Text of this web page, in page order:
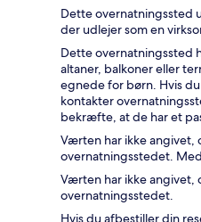
Dette overnatningssted
der udlejer som en
Dette overnatningssted
altaner, balkoner eller
egnede for børn. Hvis
kontakter
bekræfte, at de har et
Værten har ikke angivet,
overnatningsstedet.
Værten har ikke angivet,
overnatningsstedet.
Hvis du afbestiller din